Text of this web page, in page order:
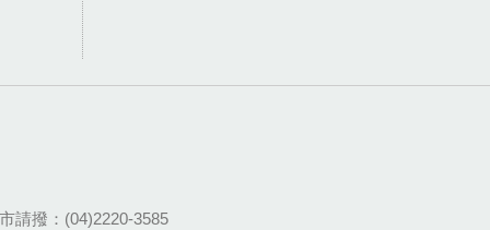
請撥：(04)2220-3585